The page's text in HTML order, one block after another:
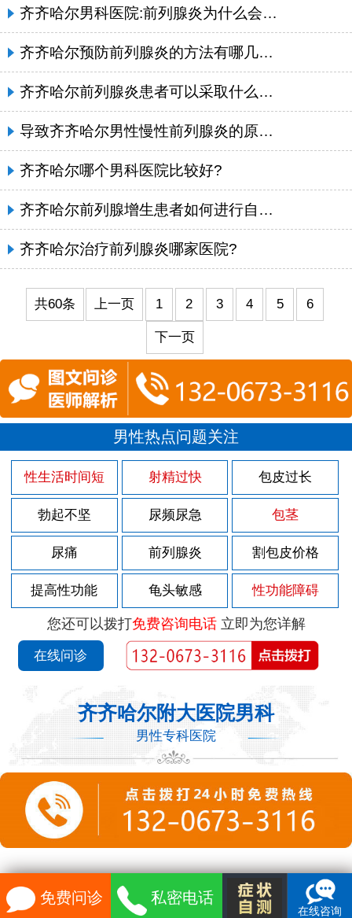
齐齐哈尔男科医院:前列腺炎为什么会影响男人性功能?
齐齐哈尔预防前列腺炎的方法有哪几种呢?
齐齐哈尔前列腺炎患者可以采取什么样的调节方法呢?
导致齐齐哈尔男性慢性前列腺炎的原因都有哪些吗?
齐齐哈尔哪个男科医院比较好?
齐齐哈尔前列腺增生患者如何进行自我保健呢?
齐齐哈尔治疗前列腺炎哪家医院?
共60条 上一页 1 2 3 4 5 6
下一页
男性热点问题关注
性生活时间短 射精过快 包皮过长
勃起不坚 尿频尿急 包茎
尿痛 前列腺炎 割包皮价格
提高性功能 龟头敏感 性功能障碍
您还可以拨打免费咨询电话立即为您详解
在线问诊
齐齐哈尔附大医院男科
男性专科医院
免费问诊 私密电话
在线咨询
")